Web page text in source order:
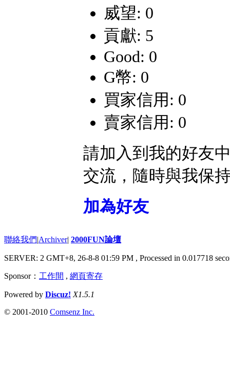
威望: 0
貢獻: 5
Good: 0
G幣: 0
買家信用: 0
賣家信用: 0
請加入到我的好友
交流，隨時與我保
加為好友
聯絡我們|Archiver| 2000FUN論壇
SERVER: 2 GMT+8, 26-8-8 01:59 PM , Processed in 0.017718
Sponsor： 工作間 , 網頁寄存
Powered by Discuz! X1.5.1
© 2001-2010 Comsenz Inc.